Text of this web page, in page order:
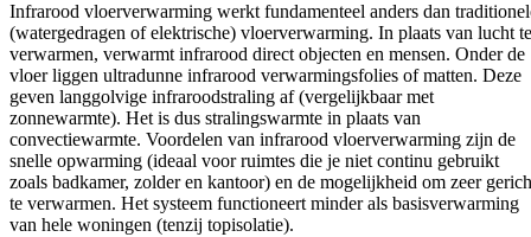
Infrarood vloerverwarming werkt fundamenteel anders dan
(watergedragen of elektrische) vloerverwarming. In plaats van lucht te
verwarmen, verwarmt infrarood direct objecten en mensen. Onder de
vloer liggen ultradunne infrarood verwarmingsfolies of matten. Deze
geven langgolvige infraroodstraling af (vergelijkbaar met
zonnewarmte). Het is dus stralingswarmte in plaats van
convectiewarmte. Voordelen van infrarood vloerverwarming zijn de
snelle opwarming (ideaal voor ruimtes die je niet continu gebruikt
zoals badkamer, zolder en kantoor) en de mogelijkheid om zeer
te verwarmen. Het systeem functioneert minder als basisverwarming
van hele woningen (tenzij topisolatie).